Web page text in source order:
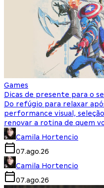
Games
Dicas de presente para o
Do refúgio para relaxar
performance visual,
renovar a rotina de quem
Camila Hortencio
07.ago.26
Camila Hortencio
07.ago.26